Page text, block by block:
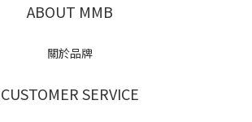
ABOUT MMB
關於品牌
CUSTOMER SERVICE